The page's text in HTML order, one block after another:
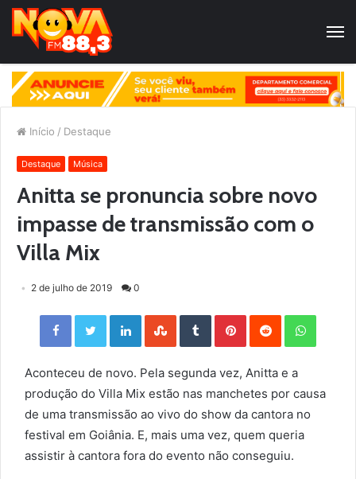
Início / Destaque
Destaque Música
Anitta se pronuncia sobre novo
impasse de transmissão com o
Villa Mix
2 de julho de 2019 0
Facebook Twitter LinkedIn StumbleUpon Tumblr Pinterest Reddit
Aconteceu de novo. Pela segunda vez, Anitta e a
produção do Villa Mix estão nas manchetes por causa
de uma transmissão ao vivo do show da cantora no
festival em Goiânia. E, mais uma vez, quem queria
assistir à cantora fora do evento não conseguiu.